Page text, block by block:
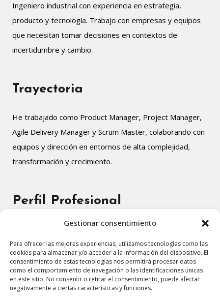
Gestionar consentimiento
Para ofrecer las mejores experiencias, utilizamos tecnologías como las
cookies para almacenar y/o acceder a la información del dispositivo. El
consentimiento de estas tecnologías nos permitirá procesar datos
como el comportamiento de navegación o las identificaciones únicas
en este sitio. No consentir o retirar el consentimiento, puede afectar
negativamente a ciertas características y funciones.
Ingeniero industrial con experiencia en estrategia,
producto y tecnología. Trabajo con empresas y equipos
que necesitan tomar decisiones en contextos de
incertidumbre y cambio.
Trayectoria
He trabajado como Product Manager, Project Manager,
Agile Delivery Manager y Scrum Master, colaborando con
equipos y dirección en entornos de alta complejidad,
transformación y crecimiento.
Perfil Profesional
Páginas legales